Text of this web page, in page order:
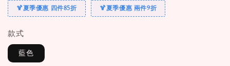
🍹夏季優惠 四件85折 🍹夏季優惠 兩件9折
款式
藍色